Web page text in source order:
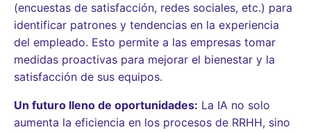
(encuestas de satisfacción, redes sociales, etc.) para
identificar patrones y tendencias en la experiencia
del empleado. Esto permite a las empresas tomar
medidas proactivas para mejorar el bienestar y la
satisfacción de sus equipos.
Un futuro lleno de oportunidades: La IA no solo
aumenta la eficiencia en los procesos de RRHH, sino